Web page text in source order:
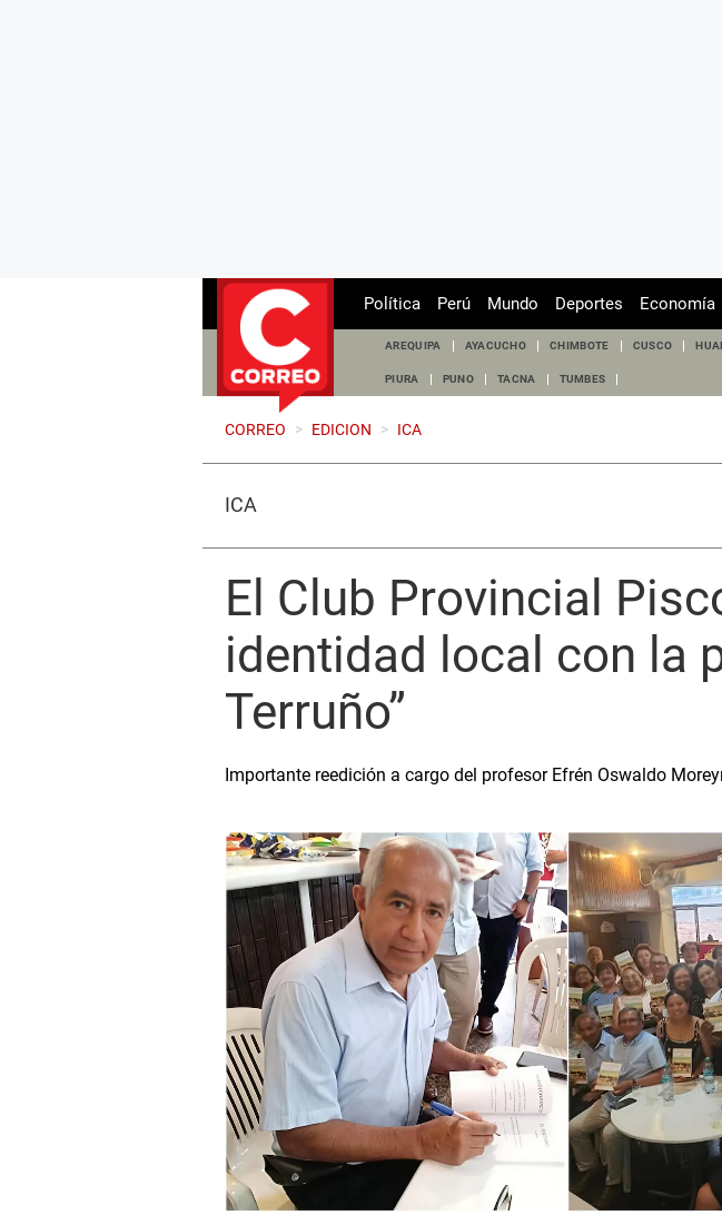
Política Perú Mundo Deportes Economía
AREQUIPA AYACUCHO CHIMBOTE CUSCO
PIURA PUNO TACNA TUMBES
CORREO > EDICION > ICA
ICA
El Club Provincial
identidad local con la
Terruño”
Importante reedición a cargo del profesor Efrén Oswaldo